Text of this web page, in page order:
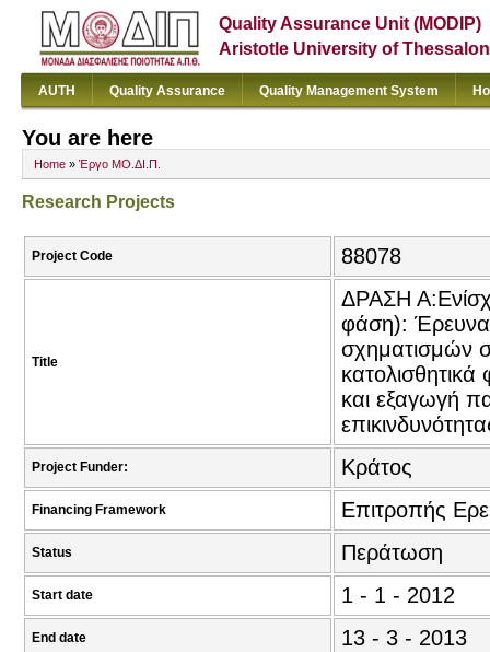
Quality Assurance Unit (MODIP)
Aristotle University of
AUTH Quality Assurance Quality Management System
You are here
Home » Έργο ΜΟ.ΔΙ.Π.
Research Projects
Project Code 88078
Title
ΔΡΑΣΗ
φάση): Έρευνα
σχηματισμών
και εξαγωγή
Project Funder: Κράτος
Financing Framework Επιτροπής
Status Περάτωση
Start date 1 - 1 - 2012
End date 13 - 3 - 2013